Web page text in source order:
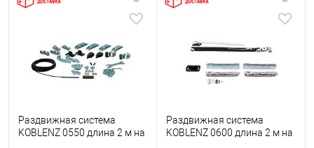
Раздвижная система
KOBLENZ 0550 длина 2 м на
Раздвижная система
KOBLENZ 0600 длина 2 м на